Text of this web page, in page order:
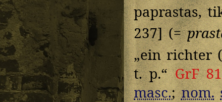
paprastas,
237] (=
„ein richter
t. p.“GrF 81
masc.;nom.